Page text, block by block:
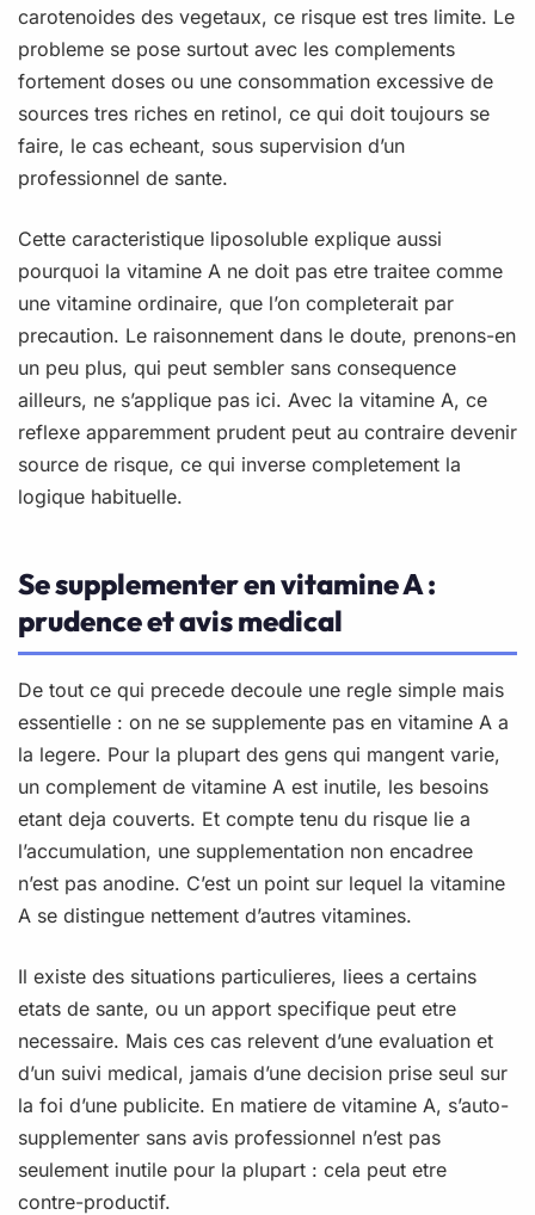
carotenoides des vegetaux, ce risque est tres limite. Le
probleme se pose surtout avec les complements
fortement doses ou une consommation excessive de
sources tres riches en retinol, ce qui doit toujours se
faire, le cas echeant, sous supervision d’un
professionnel de sante.
Cette caracteristique liposoluble explique aussi
pourquoi la vitamine A ne doit pas etre traitee comme
une vitamine ordinaire, que l’on completerait par
precaution. Le raisonnement dans le doute, prenons-en
un peu plus, qui peut sembler sans consequence
ailleurs, ne s’applique pas ici. Avec la vitamine A, ce
reflexe apparemment prudent peut au contraire devenir
source de risque, ce qui inverse completement la
logique habituelle.
Se supplementer en vitamine A :
prudence et avis medical
De tout ce qui precede decoule une regle simple mais
essentielle : on ne se supplemente pas en vitamine A a
la legere. Pour la plupart des gens qui mangent varie,
un complement de vitamine A est inutile, les besoins
etant deja couverts. Et compte tenu du risque lie a
l’accumulation, une supplementation non encadree
n’est pas anodine. C’est un point sur lequel la vitamine
A se distingue nettement d’autres vitamines.
Il existe des situations particulieres, liees a certains
etats de sante, ou un apport specifique peut etre
necessaire. Mais ces cas relevent d’une evaluation et
d’un suivi medical, jamais d’une decision prise seul sur
la foi d’une publicite. En matiere de vitamine A, s’auto-
supplementer sans avis professionnel n’est pas
seulement inutile pour la plupart : cela peut etre
contre-productif.